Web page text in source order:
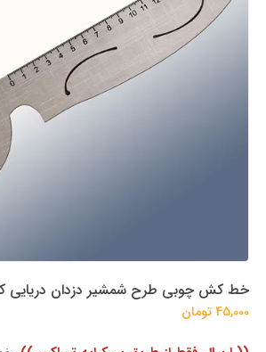
خط کش چوبی طرح شمشیر دزدان دریایی
45,000 تومان